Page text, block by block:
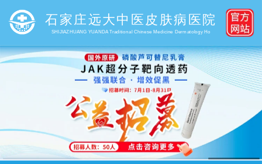
石家庄远大中医皮肤病医院
SHIJIAZHUANG YUANDA Traditional Chinese Medicine Dermatology Ho